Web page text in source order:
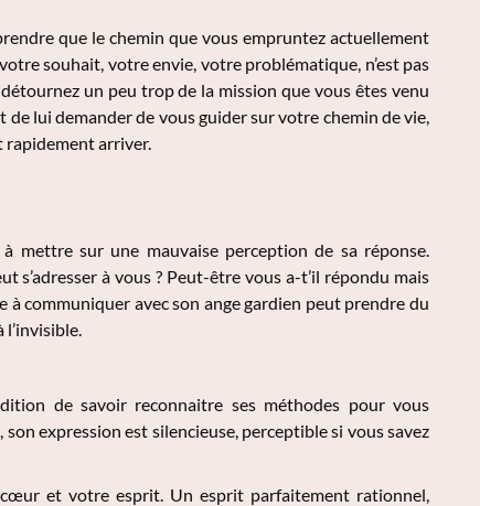
que le chemin que vous empruntez actuellement
souhait, votre envie, votre problématique, n’est pas
un peu trop de la mission que vous êtes venu
lui demander de vous guider sur votre chemin de vie,
rapidement arriver.
mettre sur une mauvaise perception de sa réponse.
s’adresser à vous ? Peut-être vous a-t’il répondu mais
à communiquer avec son ange gardien peut prendre du
de savoir reconnaitre ses méthodes pour vous
expression est silencieuse, perceptible si vous savez
et votre esprit. Un esprit parfaitement rationnel,